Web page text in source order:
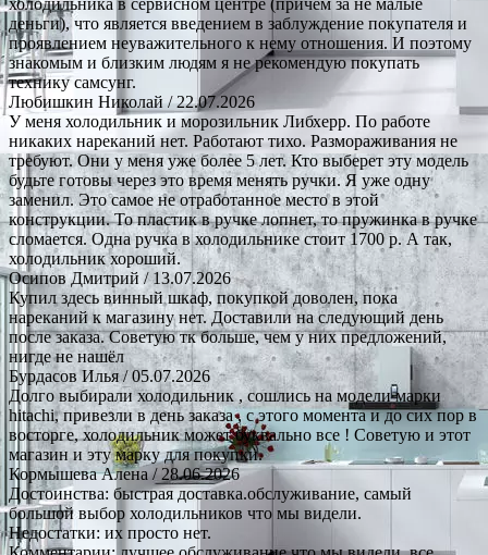
деньги), что является введением в заблуждение покупателя и
проявлением неуважительного к нему отношения. И поэтому
знакомым и близким людям я не рекомендую покупать
технику самсунг.
Любишкин Николай/ 22.07.2026
У меня холодильник и морозильник Либхерр. По работе
никаких нареканий нет. Работают тихо. Размораживания не
требуют. Они у меня уже более 5 лет. Кто выберет эту модель
будьте готовы через это время менять ручки. Я уже одну
заменил. Это самое не отработанное место в этой
конструкции. То пластик в ручке лопнет, то пружинка в ручке
сломается. Одна ручка в холодильнике стоит 1700 р. А так,
холодильник хороший.
Осипов Дмитрий / 13.07.2026
Купил здесь винный шкаф, покупкой доволен, пока
нареканий к магазину нет. Доставили на следующий день
после заказа. Советую тк больше, чем у них предложений,
нигде не нашёл
Бурдасов Илья/ 05.07.2026
Долго выбирали холодильник , сошлись на модели марки
hitachi, привезли в день заказа , с этого момента и до сих пор в
восторге, холодильник может буквально все ! Советую и этот
магазин и эту марку для покупки.
Кормышева Алена/ 28.06.2026
Достоинства: быстрая доставка.обслуживание, самый
большой выбор холодильников что мы видели.
Недостатки: их просто нет.